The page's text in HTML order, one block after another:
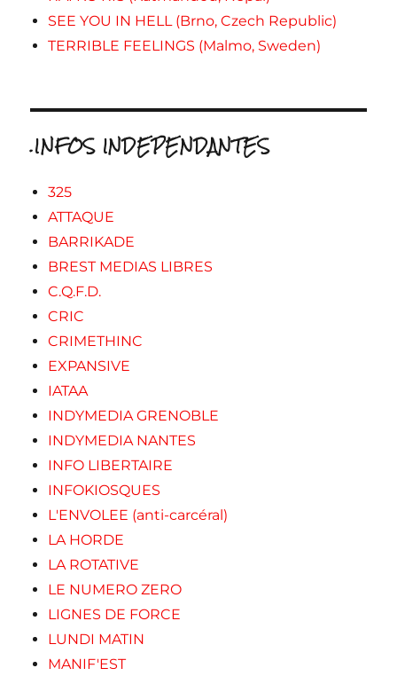
SEE YOU IN HELL (Brno, Czech Republic)
TERRIBLE FEELINGS (Malmo, Sweden)
.INFOS INDEPENDANTES
325
ATTAQUE
BARRIKADE
BREST MEDIAS LIBRES
C.Q.F.D.
CRIC
CRIMETHINC
EXPANSIVE
IATAA
INDYMEDIA GRENOBLE
INDYMEDIA NANTES
INFO LIBERTAIRE
INFOKIOSQUES
L'ENVOLEE (anti-carcéral)
LA HORDE
LA ROTATIVE
LE NUMERO ZERO
LIGNES DE FORCE
LUNDI MATIN
MANIF'EST